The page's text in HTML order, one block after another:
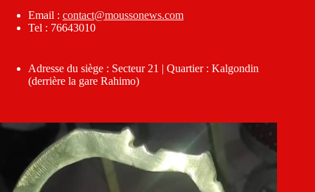
Email : contact@moussonews.com
Tel : 76643010
Adresse du siège : Secteur 21 | Quartier : Kalgondin
(derrière la gare Rahimo)